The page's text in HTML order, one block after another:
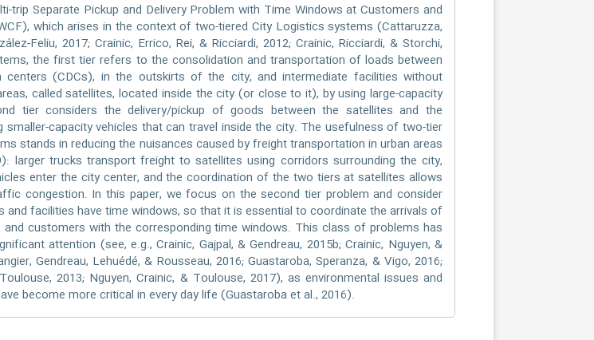
trip Separate Pickup and Delivery Problem with Time Windows at Customers and
which arises in the context of two-tiered City Logistics systems (Cattaruzza,
Feliu, 2017; Crainic, Errico, Rei, & Ricciardi, 2012; Crainic, Ricciardi, & Storchi,
the first tier refers to the consolidation and transportation of loads between
centers (CDCs), in the outskirts of the city, and intermediate facilities without
called satellites, located inside the city (or close to it), by using large-capacity
tier considers the delivery/pickup of goods between the satellites and the
smaller-capacity vehicles that can travel inside the city. The usefulness of two-tier
stands in reducing the nuisances caused by freight transportation in urban areas
larger trucks transport freight to satellites using corridors surrounding the city,
enter the city center, and the coordination of the two tiers at satellites allows
congestion. In this paper, we focus on the second tier problem and consider
and facilities have time windows, so that it is essential to coordinate the arrivals of
customers with the corresponding time windows. This class of problems has
attention (see, e.g., Crainic, Gajpal, & Gendreau, 2015b; Crainic, Nguyen, &
Gendreau, Lehuédé, & Rousseau, 2016; Guastaroba, Speranza, & Vigo, 2016;
2013; Nguyen, Crainic, & Toulouse, 2017), as environmental issues and
become more critical in every day life (Guastaroba et al., 2016).